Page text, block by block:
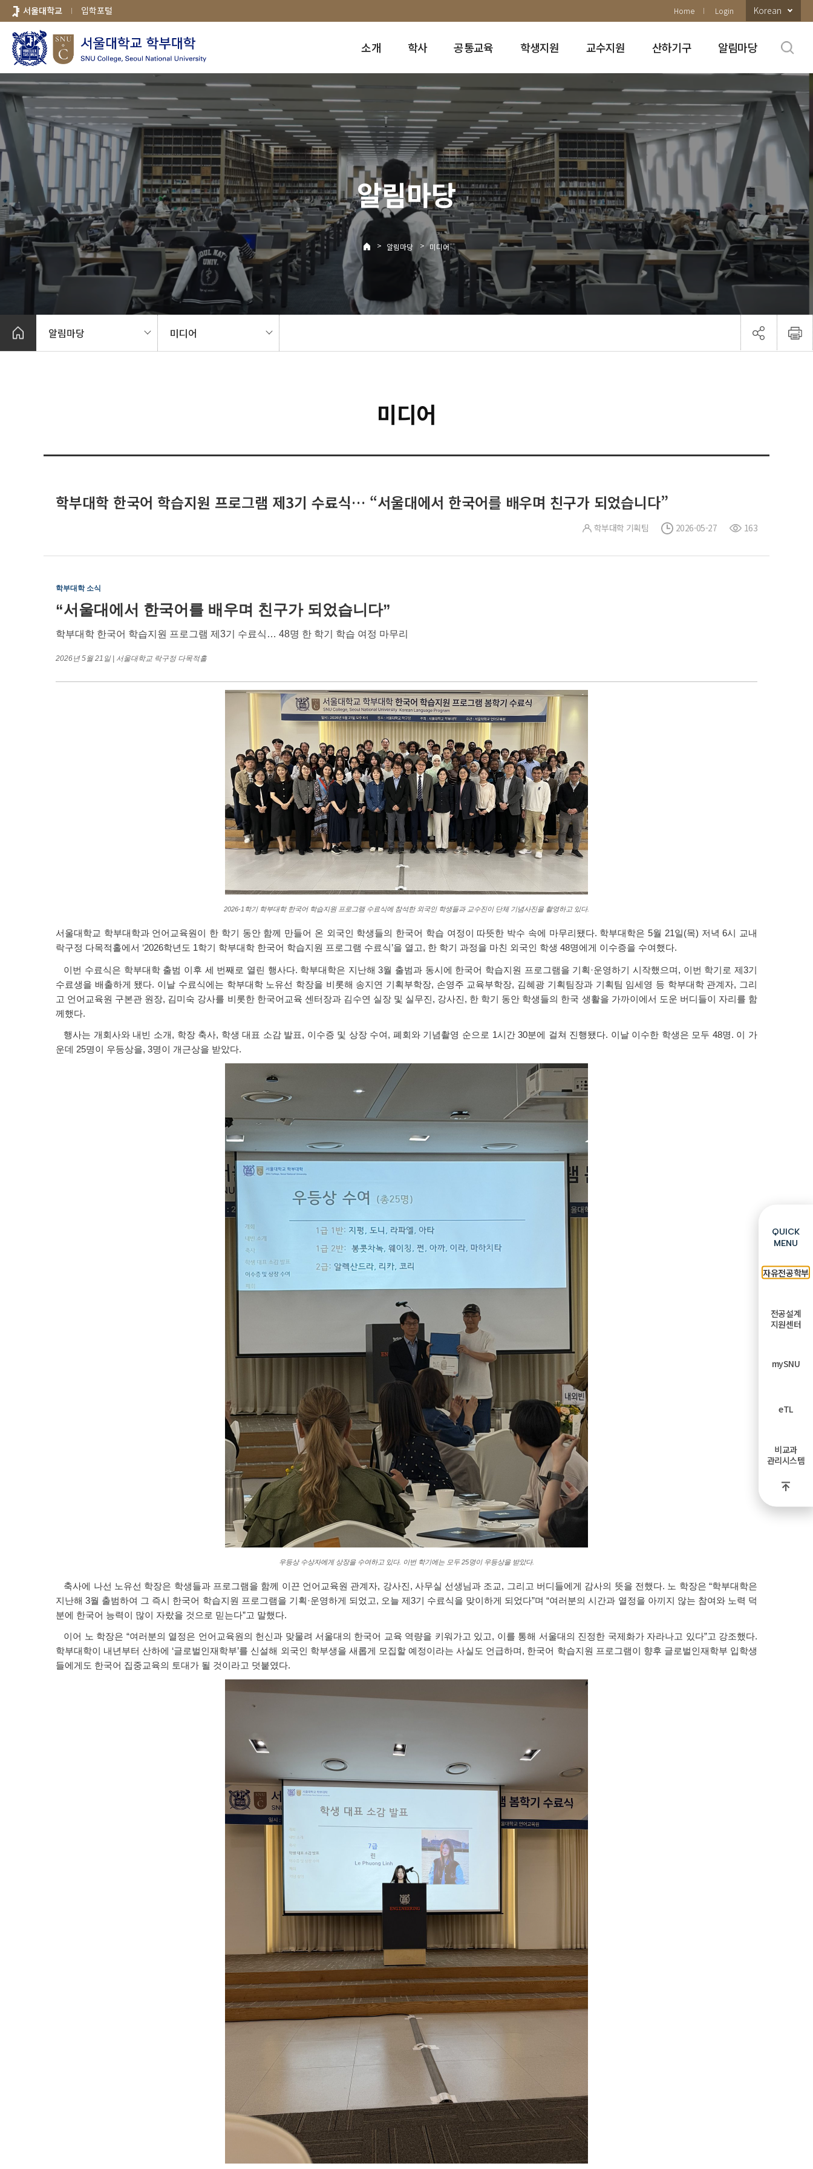
바로가기
메뉴
서울대학교 입학포털 Home Login Korean
소개 학사 공통교육 학생지원 교수지원 산하기구 알림마당
알림마당
> 알림마당 > 미디어
알림마당 미디어
미디어
학부대학 한국어 학습지원 프로그램 제3기 수료식… “서울대에서 한국어를 배우며 친구가 되었습니다”
학부대학 기획팀 2026-05-27 163
학부대학 소식
“서울대에서 한국어를 배우며 친구가 되었습니다”
학부대학 한국어 학습지원 프로그램 제3기 수료식… 48명 한 학기 학습 여정 마무리
2026년 5월 21일 | 서울대학교 락구정 다목적홀
2026-1 학기 학부대학 한국어 학습지원 프로그램 수료식에 참석한 외국인 학생들과 교수진이 단체 기념사진을 촬영하고 있다.
서울대학교 학부대학과 언어교육원이 한 학기 동안 함께 만들어 온 외국인 학생들의 한국어 학습 여정이 따뜻한 박수 속에 마무리됐다. 학부대학은 5월 21일(목) 저녁 6시 교내
락구정 다목적홀에서 ‘2026학년도 1학기 학부대학 한국어 학습지원 프로그램 수료식’을 열고, 한 학기 과정을 마친 외국인 학생 48명에게 이수증을 수여했다.
이번 수료식은 학부대학 출범 이후 세 번째로 열린 행사다. 학부대학은 지난해 3월 출범과 동시에 한국어 학습지원 프로그램을 기획·운영하기 시작했으며, 이번 학기로 제3기
수료생을 배출하게 됐다. 이날 수료식에는 학부대학 노유선 학장을 비롯해 송지연 기획부학장, 손영주 교육부학장, 김혜광 기획팀장과 기획팀 임세영 등 학부대학 관계자, 그리
고 언어교육원 구본관 원장, 김미숙 강사를 비롯한 한국어교육 센터장과 김수연 실장 및 실무진, 강사진, 한 학기 동안 학생들의 한국 생활을 가까이에서 도운 버디들이 자리를 함
께했다.
행사는 개회사와 내빈 소개, 학장 축사, 학생 대표 소감 발표, 이수증 및 상장 수여, 폐회와 기념촬영 순으로 1시간 30분에 걸쳐 진행됐다. 이날 이수한 학생은 모두 48명. 이 가
운데 25명이 우등상을, 3명이 개근상을 받았다.
우등상 수상자에게 상장을 수여하고 있다. 이번 학기에는 모두 25명이 우등상을 받았다.
축사에 나선 노유선 학장은 학생들과 프로그램을 함께 이끈 언어교육원 관계자, 강사진, 사무실 선생님과 조교, 그리고 버디들에게 감사의 뜻을 전했다. 노 학장은 “학부대학은
지난해 3월 출범하여 그 즉시 한국어 학습지원 프로그램을 기획·운영하게 되었고, 오늘 제3기 수료식을 맞이하게 되었다”며 “여러분의 시간과 열정을 아끼지 않는 참여와 노력 덕
분에 한국어 능력이 많이 자랐을 것으로 믿는다”고 말했다.
이어 노 학장은 “여러분의 열정은 언어교육원의 헌신과 맞물려 서울대의 한국어 교육 역량을 키워가고 있고, 이를 통해 서울대의 진정한 국제화가 자라나고 있다”고 강조했다.
학부대학이 내년부터 산하에 ‘글로벌인재학부’를 신설해 외국인 학부생을 새롭게 모집할 예정이라는 사실도 언급하며, 한국어 학습지원 프로그램이 향후 글로벌인재학부 입학생
들에게도 한국어 집중교육의 토대가 될 것이라고 덧붙였다.
QUICK
MENU
자유전공학부
전공설계
지원센터
mySNU
eTL
비교과
관리시스템